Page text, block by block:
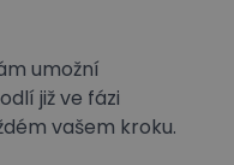
umožní
již ve fázi
vašem kroku.